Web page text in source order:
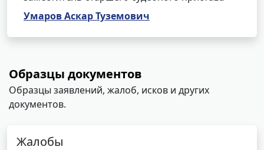
Умаров Аскар Туземович
Образцы документов
Образцы заявлений, жалоб, исков и других
документов.
Жалобы